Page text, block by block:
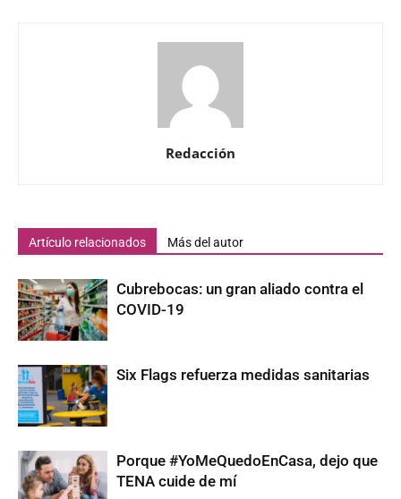
Redacción
Artículo relacionados Más del autor
Cubrebocas: un gran aliado contra el
COVID-19
Six Flags refuerza medidas sanitarias
Porque #YoMeQuedoEnCasa, dejo que
TENA cuide de mí